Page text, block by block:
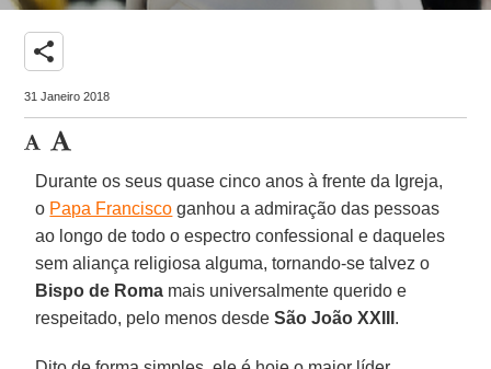
share
31 Janeiro 2018
Durante os seus quase cinco anos à frente da Igreja,
o Papa Francisco ganhou a admiração das pessoas
ao longo de todo o espectro confessional e daqueles
sem aliança religiosa alguma, tornando-se talvez o
Bispo de Roma mais universalmente querido e
respeitado, pelo menos desdeSão João XXIII .